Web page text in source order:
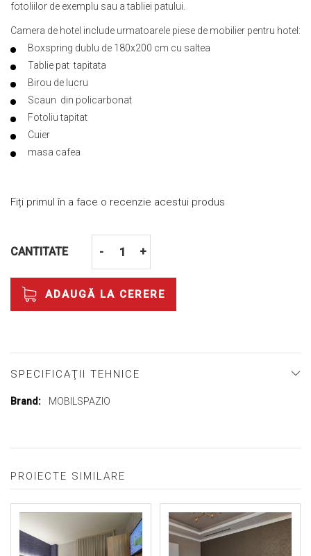
fotoliilor de exemplu sau a tabliei patului.
Camera de hotel include urmatoarele piese de mobilier pentru hotel:
Boxspring dublu de 180x200 cm cu saltea
Tablie pat tapitata
Birou de lucru
Scaun din policarbonat
Fotoliu tapitat
Cuier
masa cafea
Fiți primul în a face o recenzie acestui produs
CANTITATE - +
ADAUGĂ LA CERERE
SPECIFICAŢII TEHNICE
Mai
MOBILSPAZIO
PROIECTE SIMILARE